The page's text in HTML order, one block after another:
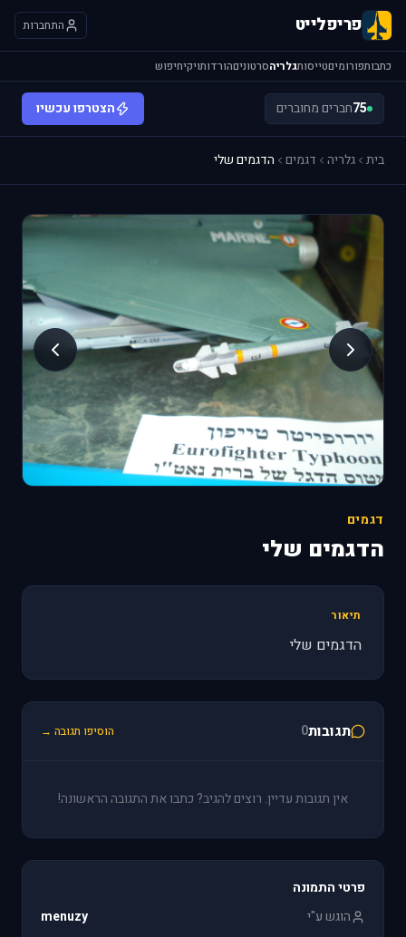
פריפלייט התחברות
כתבותפורומיםטייסותגלריהסרטוניםהורדותויקיחיפוש
75חברים מחוברים הצטרפו עכשיו
בית גלריה דגמים הדגמים שלי
דגמים
הדגמים שלי
תיאור
הדגמים שלי
תגובות0 הוסיפו תגובה →
אין תגובות עדיין. רוצים להגיב? כתבו את התגובה הראשונה!
פרטי התמונה
הוגש ע"י
menuzy